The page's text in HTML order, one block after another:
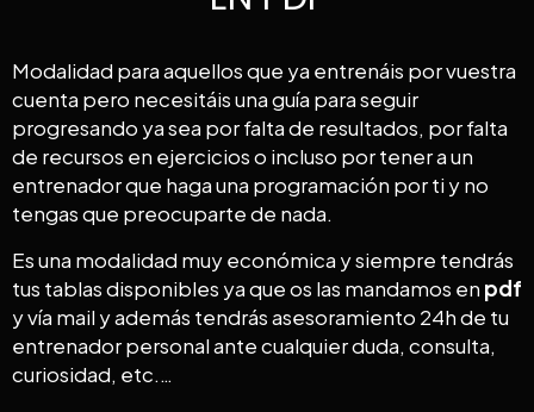
Modalidad para aquellos que ya entrenáis por vuestra
cuenta pero necesitáis una guía para seguir
progresando ya sea por falta de resultados, por falta
de recursos en ejercicios o incluso por tener a un
entrenador que haga una programación por ti y no
tengas que preocuparte de nada.
Es una modalidad muy económica y siempre tendrás
tus tablas disponibles ya que os las mandamos en pdf
y vía mail y además tendrás asesoramiento 24h de tu
entrenador personal ante cualquier duda, consulta,
curiosidad, etc.…